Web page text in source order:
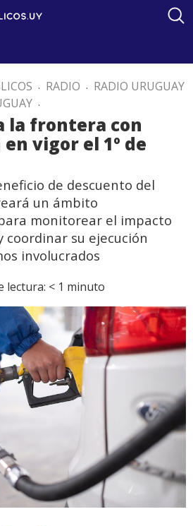
. RADIO . RADIO URUGUAY
.
la frontera con
vigor el 1º de
de descuento del
un ámbito
monitorear el impacto
coordinar su ejecución
involucrados
lectura: < 1 minuto